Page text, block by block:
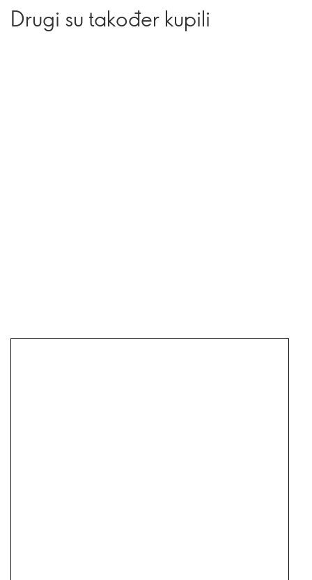
Drugi su također kupili